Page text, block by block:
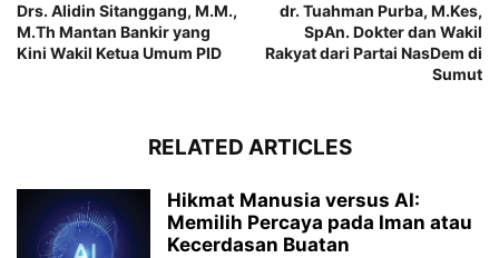
Drs. Alidin Sitanggang, M.M.,
M.Th Mantan Bankir yang
Kini Wakil Ketua Umum PID
dr. Tuahman Purba, M.Kes,
SpAn. Dokter dan Wakil
Rakyat dari Partai NasDem di
Sumut
RELATED ARTICLES
Hikmat Manusia versus AI:
Memilih Percaya pada Iman atau
Kecerdasan Buatan